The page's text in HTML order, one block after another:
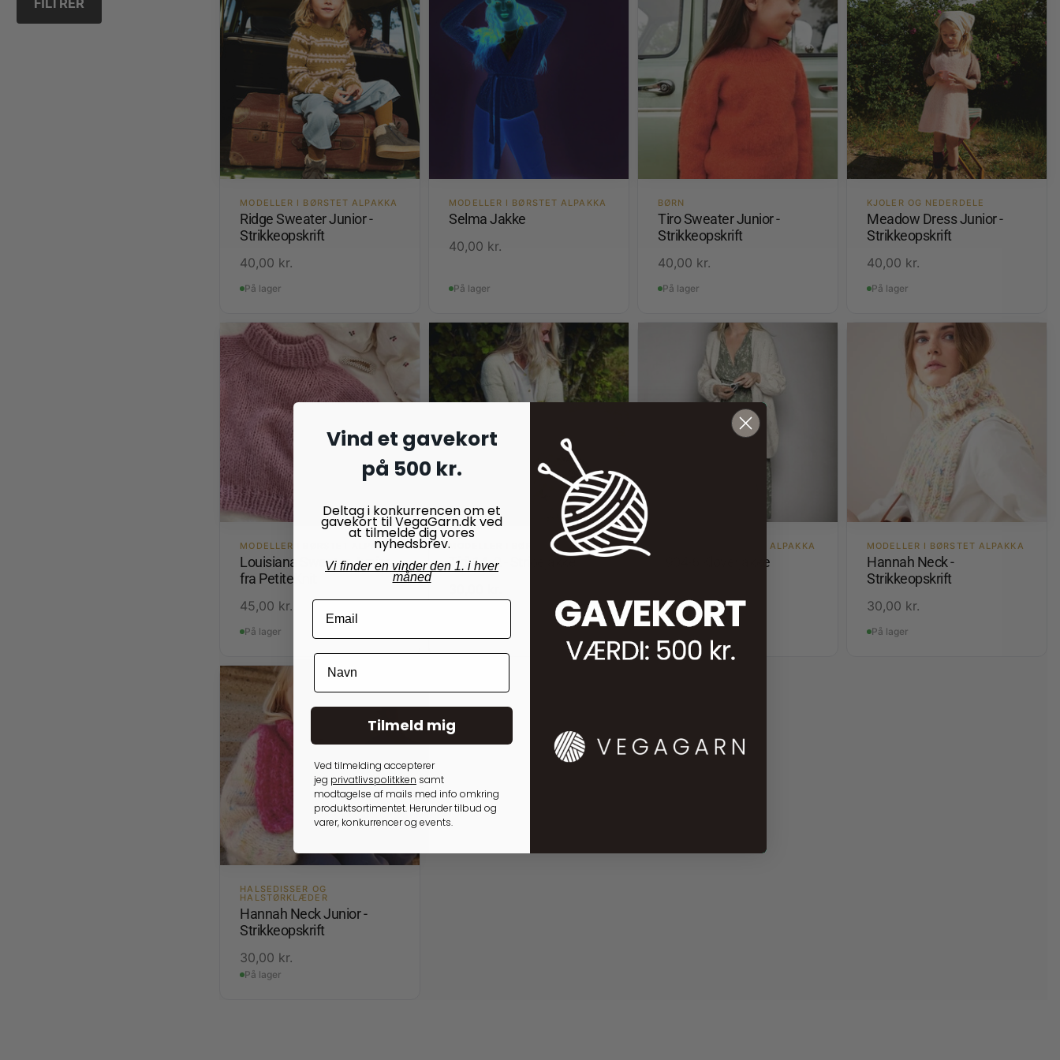
MODELLER I BØRSTET ALPAKKA
Ridge Sweater Junior -
Strikkeopskrift
40,00 kr.
På lager
MODELLER I BØRSTET ALPAKKA
Selma Jakke
40,00 kr.
På lager
BØRN
Tiro Sweater Junior -
Strikkeopskrift
40,00 kr.
På lager
KJOLER OG NEDERDELE
Meadow Dress Junior -
Strikkeopskrift
40,00 kr.
På lager
MODELLER I BØRSTET ALPAKKA
Louisiana Sweater Junior
fra PetiteKnit
45,00 kr.
På lager
MODELLER I BØRSTET ALPAKKA
Tiril 14_2 - Stripejakke
MODELLER I BØRSTET ALPAKKA
1904-6 Kløverjakke
MODELLER I BØRSTET ALPAKKA
Hannah Neck -
Strikkeopskrift
30,00 kr.
På lager
HALSEDISSER OG
HALSTØRKLÆDER
Hannah Neck Junior -
Strikkeopskrift
30,00 kr.
På lager
Vind et gavekort
på 500 kr.
Deltag i konkurrencen om et
gavekort til VegaGarn.dk ved
at tilmelde dig vores
nyhedsbrev.
Vi finder en vinder den 1. i hver
måned
Tilmeld mig
Ved tilmelding accepterer
jeg privatlivspolitkken samt
modtagelse af mails med info omkring
produktsortimentet. Herunder tilbud og
varer, konkurrencer og events.